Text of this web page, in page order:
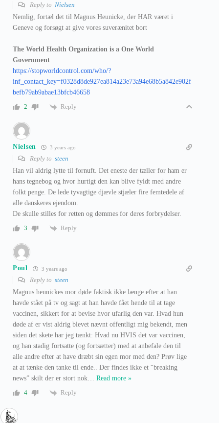
Reply to Nielsen
Nemlig, fortæl det til Magnus Heunicke, der HAR været i
Geneve og forsøgt at give vores suverænitet bort
The World Health Organization is a One World
Government
https://stopworldcontrol.com/who/?
inf_contact_key=f0328d8de927ea814a23e73a94e68b5a842e902f
befb79ab9abae13bfcb46658
2
Reply
Nielsen 3 years ago
Reply to steen
Han vil aldrig lytte til fornuft. Det eneste der tæller for ham er
hans tegnebog og hvor hurtigt den kan blive fyldt med andre
folkt penge. De lede tyvagtige djævle stjæler fire femtedele af
alle danskeres ejendom.
De skulle stilles for retten og dømmes for deres forbrydelser.
3
Reply
Poul 3 years ago
Reply to steen
Magnus heunickes mor døde faktisk ikke længe efter at han
havde stået på tv og sagt at han havde fået hende til at tage
vaccinen, sikkert for at bevise hvor ufarlig den var. Hvad hun
døde af er vist aldrig blevet nævnt offentligt mig bekendt, men
siden det skete har jeg tænkt: Hvad nu HVIS det var vaccinen,
og han stadig fortsatte (og fortsætter) med at anbefale den til
alle andre efter at have dræbt sin egen mor med den? Prøv lige
at at tænke den tanke til ende.. Der findes ikke et “breaking
news” skilt der er stort nok
Read more »
4
Reply